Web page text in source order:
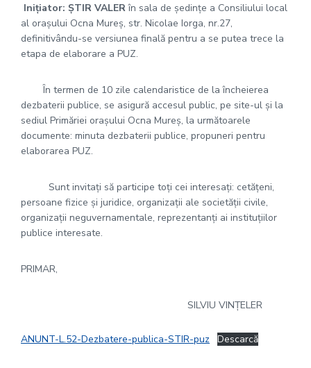
Inițiator: ȘTIR VALERîn sala de şedinţe a Consiliului local
al oraşului Ocna Mureş, str. Nicolae Iorga, nr.27,
definitivându-se versiunea finală pentru a se putea trece la
etapa de elaborare a PUZ.
În termen de 10 zile calendaristice de la încheierea
dezbaterii publice, se asigură accesul public, pe site-ul şi la
sediul Primăriei oraşului Ocna Mureş, la următoarele
documente: minuta dezbaterii publice, propuneri pentru
elaborarea PUZ.
Sunt invitaţi să participe toţi cei interesaţi: cetăţeni,
persoane fizice şi juridice, organizaţii ale societăţii civile,
organizaţii neguvernamentale, reprezentanţi ai instituţiilor
publice interesate.
PRIMAR,
SILVIU VINȚELER
ANUNT-L.52-Dezbatere-publica-STIR-puz Descarcă